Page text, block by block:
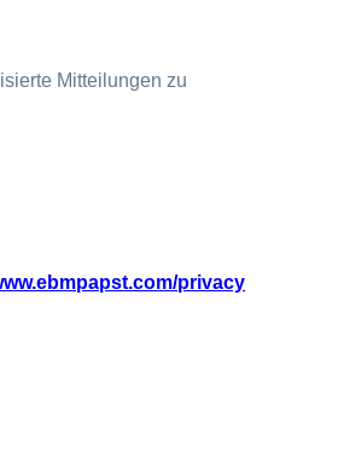
Mitteilungen zu
privacy